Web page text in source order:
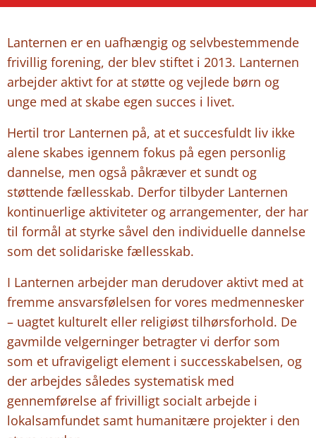
Lanternen er en uafhængig og selvbestemmende
frivillig forening, der blev stiftet i 2013. Lanternen
arbejder aktivt for at støtte og vejlede børn og
unge med at skabe egen succes i livet.
Hertil tror Lanternen på, at et succesfuldt liv ikke
alene skabes igennem fokus på egen personlig
dannelse, men også påkræver et sundt og
støttende fællesskab. Derfor tilbyder Lanternen
kontinuerlige aktiviteter og arrangementer, der har
til formål at styrke såvel den individuelle dannelse
som det solidariske fællesskab.
I Lanternen arbejder man derudover aktivt med at
fremme ansvarsfølelsen for vores medmennesker
– uagtet kulturelt eller religiøst tilhørsforhold. De
gavmilde velgerninger betragter vi derfor som
som et ufravigeligt element i successkabelsen, og
der arbejdes således systematisk med
gennemførelse af frivilligt socialt arbejde i
lokalsamfundet samt humanitære projekter i den